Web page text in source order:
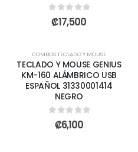
0out of 5
₡17,500
COMBOS TECLADO Y MOUSE
TECLADO Y MOUSE GENIUS
KM-160 ALÁMBRICO USB
ESPAÑOL 31330001414
NEGRO
out of 5
₡6,100
AGOTADO